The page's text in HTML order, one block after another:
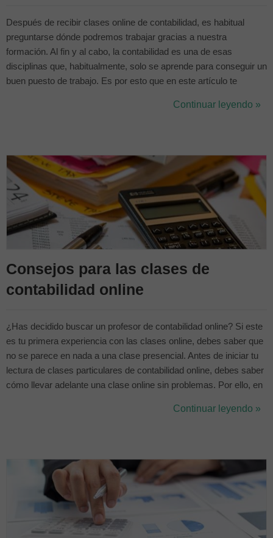
Después de recibir clases online de contabilidad, es habitual
preguntarse dónde podremos trabajar gracias a nuestra
formación. Al fin y al cabo, la contabilidad es una de esas
disciplinas que, habitualmente, solo se aprende para conseguir un
buen puesto de trabajo. Es por esto que en este artículo te
contabilidad, para que puedas enfocarte en la que más se adapte
Continuar leyendo »
Consejos para las clases de
contabilidad online
¿Has decidido buscar un profesor de contabilidad online? Si este
es tu primera experiencia con las clases online, debes saber que
no se parece en nada a una clase presencial. Antes de iniciar tu
lectura de clases particulares de contabilidad online, debes saber
cómo llevar adelante una clase online sin problemas. Por ello, en
través de clases online. Hay dos factores que hay que ...
Continuar leyendo »